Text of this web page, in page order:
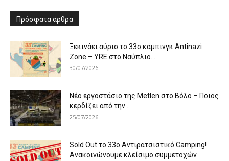
Πρόσφατα άρθρα
Ξεκινάει αύριο το 33ο κάμπινγκ Antinazi
Zone – YRE στο Ναύπλιο...
30/07/2026
Νέο εργοστάσιο της Metlen στο Βόλο – Ποιος
κερδίζει από την...
25/07/2026
Sold Out το 33ο Αντιρατσιστικό Camping!
Ανακοινώνουμε κλείσιμο συμμετοχών